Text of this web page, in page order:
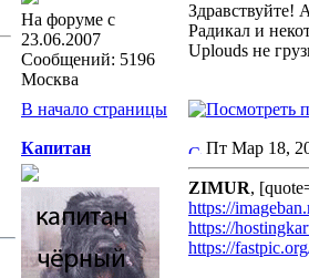
На форуме с
23.06.2007
Сообщений: 5196
Москва
Здравствуйте!
Радикал и
Uplouds не
В начало страницы
Капитан Пт Мар 18,
ZIMUR,
https://
https://
https://